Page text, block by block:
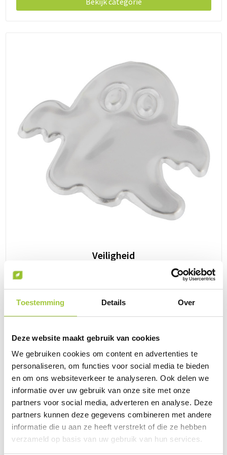
Toestemming Details Over
Deze website maakt gebruik van cookies
We gebruiken cookies om content en advertenties te
personaliseren, om functies voor social media te bieden
en om ons websiteverkeer te analyseren. Ook delen we
informatie over uw gebruik van onze site met onze
partners voor social media, adverteren en analyse. Deze
partners kunnen deze gegevens combineren met andere
informatie die u aan ze heeft verstrekt of die ze hebben
verzameld op basis van uw gebruik van hun services.
Tassen
Textiel
Thuiswerken
Veiligheid, Auto en Fiets
Virtueel uitje met borrelbox
Werkkleding
Wijn & Bier
Veiligheid